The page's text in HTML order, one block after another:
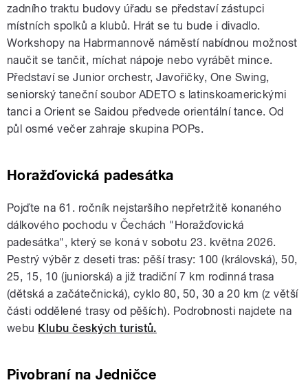
zadního traktu budovy úřadu se představí zástupci
místních spolků a klubů. Hrát se tu bude i divadlo.
Workshopy na Habrmannově náměstí nabídnou možnost
naučit se tančit, míchat nápoje nebo vyrábět mince.
Představí se Junior orchestr, Javořičky, One Swing,
seniorský taneční soubor ADETO s latinskoamerickými
tanci a Orient se Saidou předvede orientální tance. Od
půl osmé večer zahraje skupina POPs.
Horažďovická padesátka
Pojďte na 61. ročník nejstaršího nepřetržitě konaného
dálkového pochodu v Čechách "Horažďovická
padesátka", který se koná v sobotu 23. května 2026.
Pestrý výběr z deseti tras: pěší trasy: 100 (královská), 50,
25, 15, 10 (juniorská) a již tradiční 7 km rodinná trasa
(dětská a začátečnická), cyklo 80, 50, 30 a 20 km (z větší
části oddělené trasy od pěších). Podrobnosti najdete na
webu Klubu českých turistů.
Pivobraní na Jedničce